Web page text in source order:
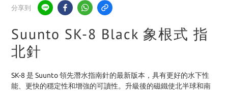
分享到
Suunto SK-8 Black 象根式 指
北針
SK-8 是 Suunto 領先潛水指南針的最新版本，具有更好的水下性
能、更快的穩定性和增強的可讀性。升級後的磁鐵使北半球和南